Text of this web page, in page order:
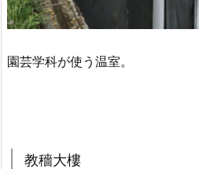
園芸学科が使う温室。
教穡大樓